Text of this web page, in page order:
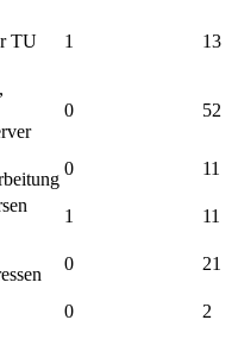
TU
1 13
0 52
0
11
1
11
0
21
0 2